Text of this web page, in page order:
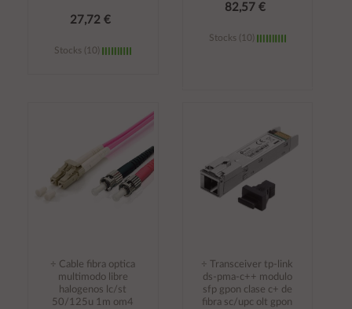
27,72 €
Stocks (10)
82,57 €
Stocks (10)
÷ Cable fibra optica
multimodo libre
halogenos lc/st
50/125u 1m om4
÷ Transceiver tp-link
ds-pma-c++ modulo
sfp gpon clase c+ de
fibra sc/upc olt gpon